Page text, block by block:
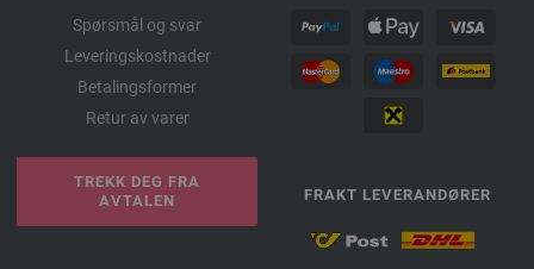
Spørsmål og svar
Leveringskostnader
Betalingsformer
Retur av varer
TREKK DEG FRA
AVTALEN
FRAKT LEVERANDØRER